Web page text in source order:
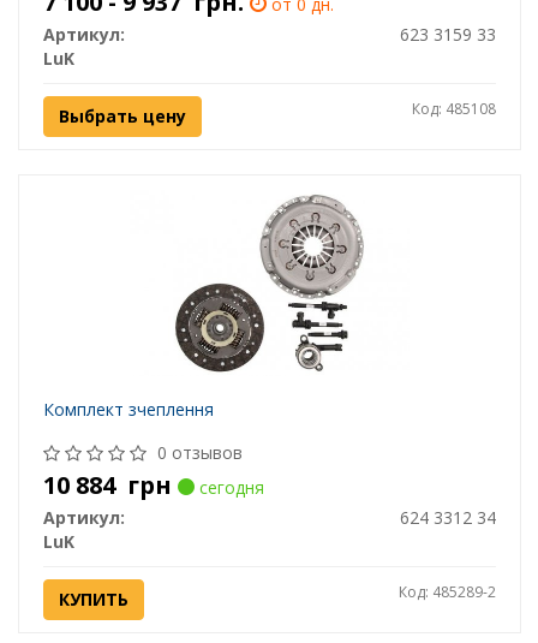
Артикул:
623 3159 33
LuK
Выбрать цену Код: 485108
Комплект зчеплення
0 отзывов
10 884 грн
сегодня
Артикул:
624 3312 34
LuK
КУПИТЬ Код: 485289-2